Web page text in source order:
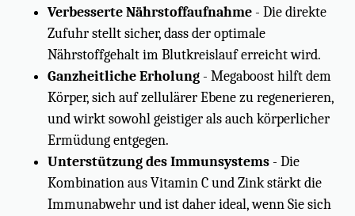
Verbesserte Nährstoffaufnahme - Die direkte
Zufuhr stellt sicher, dass der optimale
Nährstoffgehalt im Blutkreislauf erreicht wird.
Ganzheitliche Erholung - Megaboost hilft dem
Körper, sich auf zellulärer Ebene zu regenerieren,
und wirkt sowohl geistiger als auch körperlicher
Ermüdung entgegen.
Unterstützung des Immunsystems - Die
Kombination aus Vitamin C und Zink stärkt die
Immunabwehr und ist daher ideal, wenn Sie sich